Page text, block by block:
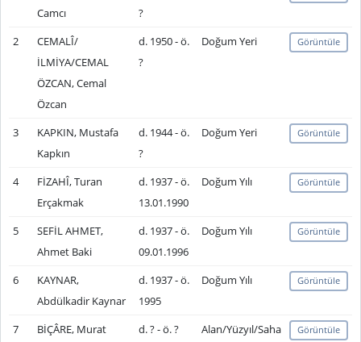
Camcı
?
2
CEMALÎ/
İLMİYA/CEMAL
ÖZCAN, Cemal
Özcan
d. 1950 - ö.
?
Doğum Yeri Görüntüle
3
KAPKIN, Mustafa
Kapkın
d. 1944 - ö.
?
Doğum Yeri Görüntüle
4
FİZAHÎ, Turan
Erçakmak
d. 1937 - ö.
13.01.1990
Doğum Yılı Görüntüle
5
SEFİL AHMET,
Ahmet Baki
d. 1937 - ö.
09.01.1996
Doğum Yılı Görüntüle
6
KAYNAR,
Abdülkadir Kaynar
d. 1937 - ö.
1995
Doğum Yılı Görüntüle
7
BİÇÂRE, Murat
d. ? - ö. ? Alan/Yüzyıl/Saha Görüntüle